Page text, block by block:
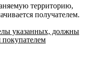
территорию,
получателем.
указанных, должны
покупателем